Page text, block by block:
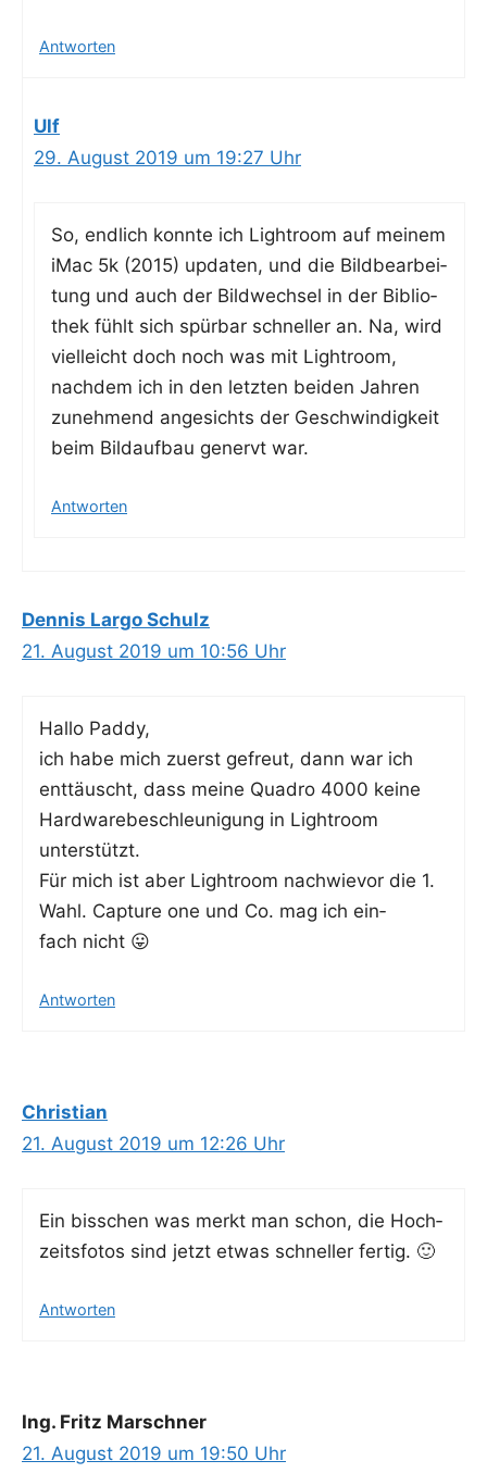
Antworten
Ulf
29. August 2019 um 19:27 Uhr
So, end­lich konn­te ich Ligh­t­room auf mei­nem
iMac 5k (2015) upda­ten, und die Bild­be­ar­bei­
tung und auch der Bild­wech­sel in der Biblio­
thek fühlt sich spür­bar schnel­ler an. Na, wird
viel­leicht doch noch was mit Ligh­t­room,
nach­dem ich in den letz­ten bei­den Jah­ren
zuneh­mend ange­sichts der Geschwin­dig­keit
beim Bild­auf­bau genervt war.
Antworten
Dennis Largo Schulz
21. August 2019 um 10:56 Uhr
Hal­lo Paddy,
ich habe mich zuerst gefreut, dann war ich
ent­täuscht, dass mei­ne Qua­dro 4000 kei­ne
Hard­ware­be­schleu­ni­gung in Ligh­t­room
unterstützt.
Für mich ist aber Ligh­t­room nach­wie­vor die 1.
Wahl. Cap­tu­re one und Co. mag ich ein­
fach nicht 😛
Antworten
Christian
21. August 2019 um 12:26 Uhr
Ein biss­chen was merkt man schon, die Hoch­
zeits­fo­tos sind jetzt etwas schnel­ler fertig. 🙂
Antworten
Ing. Fritz Marschner
21. August 2019 um 19:50 Uhr